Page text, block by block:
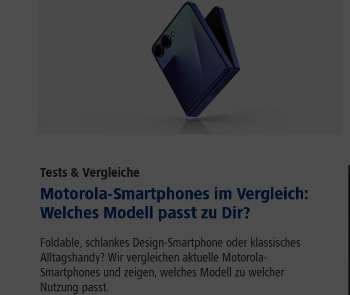
Tests & Vergleiche
Motorola-Smartphones im Vergleich:
Welches Modell passt zu Dir?
Foldable, schlankes Design-Smartphone oder klassisches
Alltagshandy? Wir vergleichen aktuelle Motorola-
Smartphones und zeigen, welches Modell zu welcher
Nutzung passt.